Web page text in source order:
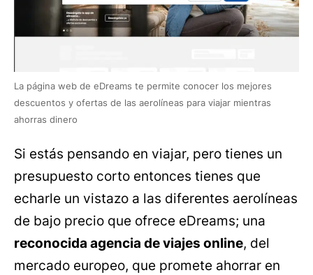
La página web de eDreams te permite conocer los mejores
descuentos y ofertas de las aerolíneas para viajar mientras
ahorras dinero
Si estás pensando en viajar, pero tienes un
presupuesto corto entonces tienes que
echarle un vistazo a las diferentes aerolíneas
de bajo precio que ofrece eDreams; una
reconocida agencia de viajes online, del
mercado europeo, que promete ahorrar en